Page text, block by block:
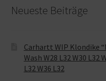
Neueste Beiträge
Carhartt WIP Klondike
Wash W28 L32 W30 L32
L32 W36 L32